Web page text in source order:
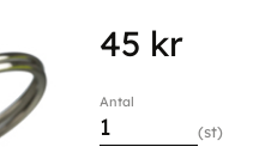
45 kr
Antal
st